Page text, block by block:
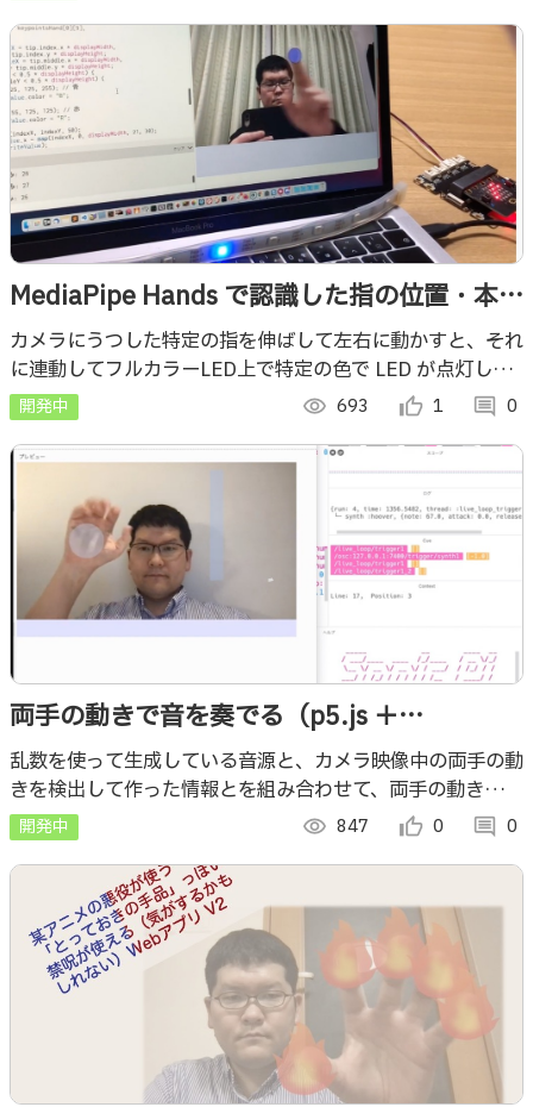
MediaPipe Hands で認識した指の位置・本数
で LEDテープの点灯位置・色を変化させる
カメラにうつした特定の指を伸ばして左右に動かすと、それ
に連動してフルカラーLED上で特定の色で LED が点灯した
り、その点灯している位置が動いたりします
開発中 visibility 693 thumb_up_alt 1 comment 0
両手の動きで音を奏でる（p5.js ＋
MediaPipe Hands ＋ Sonic Pi 等）
乱数を使って生成している音源と、カメラ映像中の両手の動
きを検出して作った情報とを組み合わせて、両手の動きで鳴
る音が変わるような仕組みを作ってみました
開発中 visibility 847 thumb_up_alt 0 comment 0